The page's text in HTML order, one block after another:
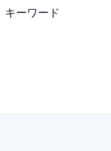
キーワード